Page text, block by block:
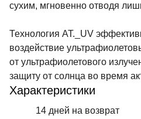
сухим, мгновенно отводя
Технология AT._UV
воздействие
от ультрафиолетового
защиту от солнца во время
Характеристики
14 дней на возврат